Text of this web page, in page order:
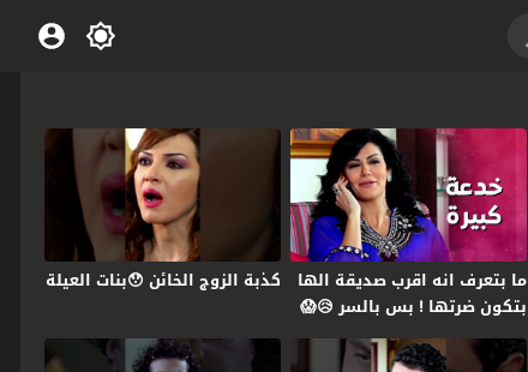
ما بتعرف انه اقرب صديقة الها
بتكون ضرتها ! بس بالسر 😥😱
بنات العيلة
كذبة الزوج الخائن 😯بنات العيلة